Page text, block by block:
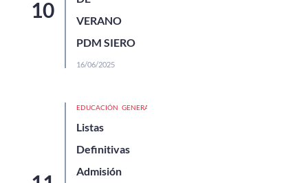
VERANO
PDM SIERO
16/06/2025
EDUCACIÓN GENERAL
Listas
Definitivas
Admisión